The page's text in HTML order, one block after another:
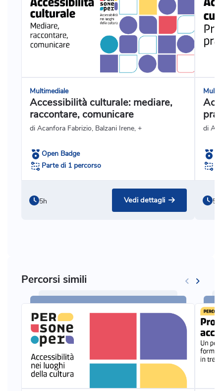
Multimediale
Accessibilità culturale: mediare,
raccontare, comunicare
di Acanfora Fabrizio, Balzani Irene, +
Open Badge
Parte di 1 percorso
5h Vedi dettagli
di
5h
Percorsi simili